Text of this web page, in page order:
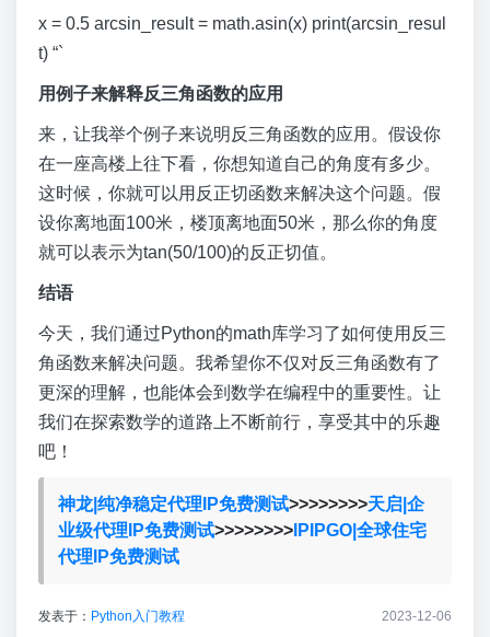
x = 0.5 arcsin_result = math.asin(x) print(arcsin_resul
t) “`
用例子来解释反三角函数的应用
来，让我举个例子来说明反三角函数的应用。假设你
在一座高楼上往下看，你想知道自己的角度有多少。
这时候，你就可以用反正切函数来解决这个问题。假
设你离地面100米，楼顶离地面50米，那么你的角度
就可以表示为tan(50/100)的反正切值。
结语
今天，我们通过Python的math库学习了如何使用反三
角函数来解决问题。我希望你不仅对反三角函数有了
更深的理解，也能体会到数学在编程中的重要性。让
我们在探索数学的道路上不断前行，享受其中的乐趣
吧！
神龙|纯净稳定代理IP免费测试>>>>>>>>天启|企
业级代理IP免费测试>>>>>>>>IPIPGO|全球住宅
代理IP免费测试
发表于： Python入门教程 2023-12-06